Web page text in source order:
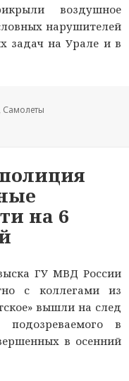
воздушное
нарушителей
задач на Урале и в
, Самолеты
на 6
ГУ МВД России
с коллегами из
вышли на след
подозреваемого в
в осенний